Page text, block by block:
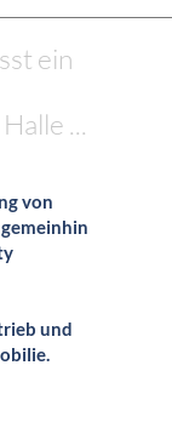
ein
...
von
und